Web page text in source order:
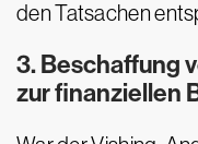
den Tatsachen
3. Beschaffung
zur finanziellen